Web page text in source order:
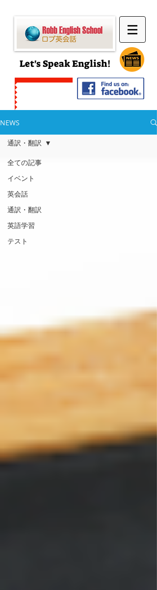
Let's Speak English!
NEWS
全ての記事
イベント
英会話
通訳・翻訳
英語学習
テスト
通訳・翻訳